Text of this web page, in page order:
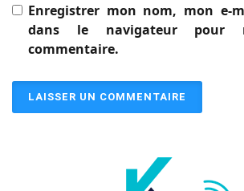
Enregistrer mon nom, mon e-
dans le navigateur pour
commentaire.